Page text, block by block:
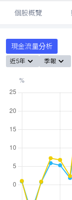
個股概覽
現金流量分析
近5年 季報